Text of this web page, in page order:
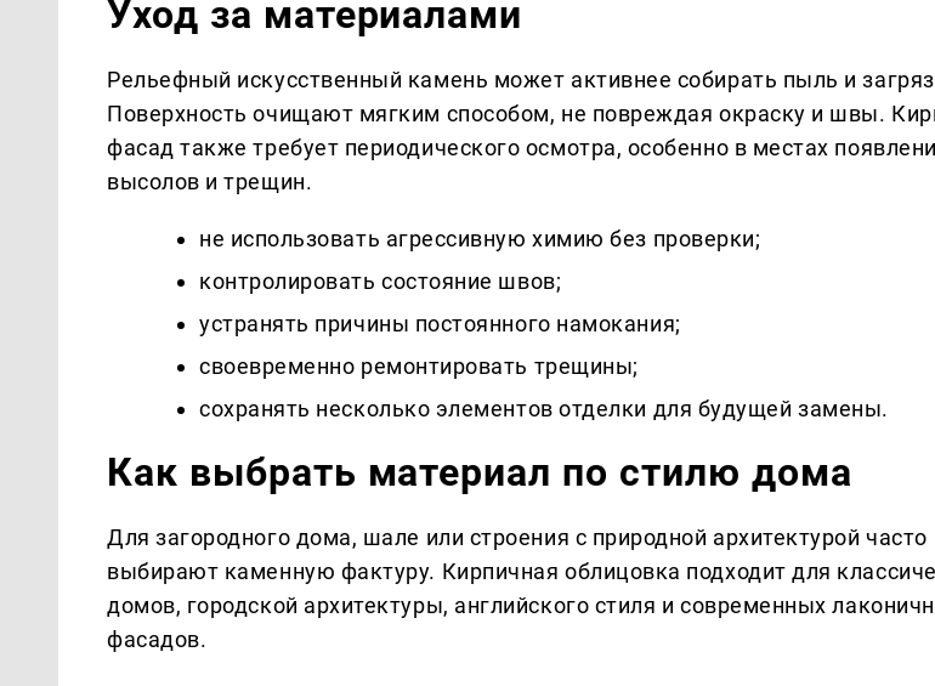
Уход за материалами
Рельефный искусственный камень может активнее собирать пыль и
Поверхность очищают мягким способом, не повреждая окраску и швы.
фасад также требует периодического осмотра, особенно в местах
высолов и трещин.
не использовать агрессивную химию без проверки;
контролировать состояние швов;
устранять причины постоянного намокания;
своевременно ремонтировать трещины;
сохранять несколько элементов отделки для будущей замены.
Как выбрать материал по стилю дома
Для загородного дома, шале или строения с природной архитектурой часто
выбирают каменную фактуру. Кирпичная облицовка подходит для
домов, городской архитектуры, английского стиля и современных
фасадов.